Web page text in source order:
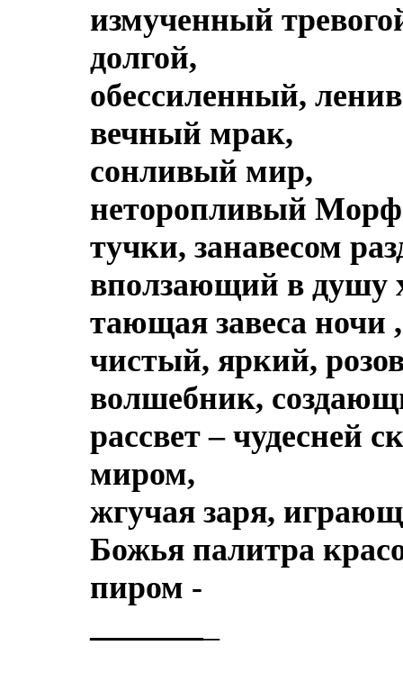
измученный
долгой,
обессиленный,
вечный мрак,
сонливый мир,
неторопливый
тучки, занавесом
вползающий в душу
тающая завеса ночи ,
чистый, яркий,
волшебник,
рассвет – чудесней
миром,
жгучая заря,
Божья палитра
пиром -